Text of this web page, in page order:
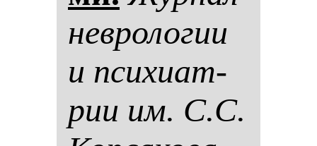
нев­ро­ло­гии
и пси­хи­ат­
рии им. С.С.